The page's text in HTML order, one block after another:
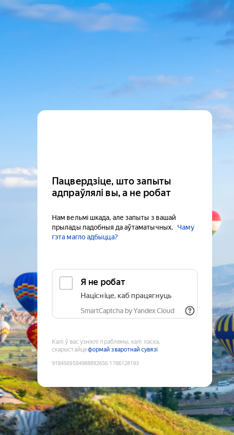
Пацвердзіце, што запыты
адпраўлялі вы, а не робат
Нам вельмі шкада, але запыты з вашай
прылады падобныя да аўтаматычных.
Чаму
гэта магло адбыцца?
Я не робат
Націсніце, каб працягнуць
SmartCaptcha by Yandex Cloud
Калі ў вас узніклі праблемы, калі ласка,
скарыстайцеформай зваротнай сувязі
9184569584988892656:1786128193